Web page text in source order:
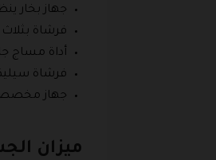
جهاز بخار
فرشاة
أداة مساج
فرشاة
جهاز مخصص
ميزان